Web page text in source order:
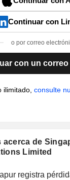
Continuar con
o por correo
con un
ilimitado, consulte
acerca de
Limited
registra